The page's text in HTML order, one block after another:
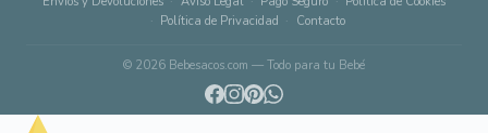
Política de Privacidad
Contacto
© 2026 Bebesacos.com — Todo para tu Bebé